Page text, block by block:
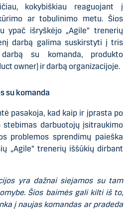
kokybiškiau reaguojant į
ar tobulinimo metu. Šios
ypač išryškėjo „Agile“ trenerių
darbą galima suskirstyti į tris
su komanda, produkto
owner) ir darbą organizacijoje.
su komanda
pasakoja, kad kaip ir įprasta po
stebimas darbuotojų įsitraukimo
problemos sprendimų paieška
„Agile“ trenerių iššūkių dirbant
yra dažnai siejamos su tam
Šios baimės gali kilti iš to,
į naujas komandas ar pradeda